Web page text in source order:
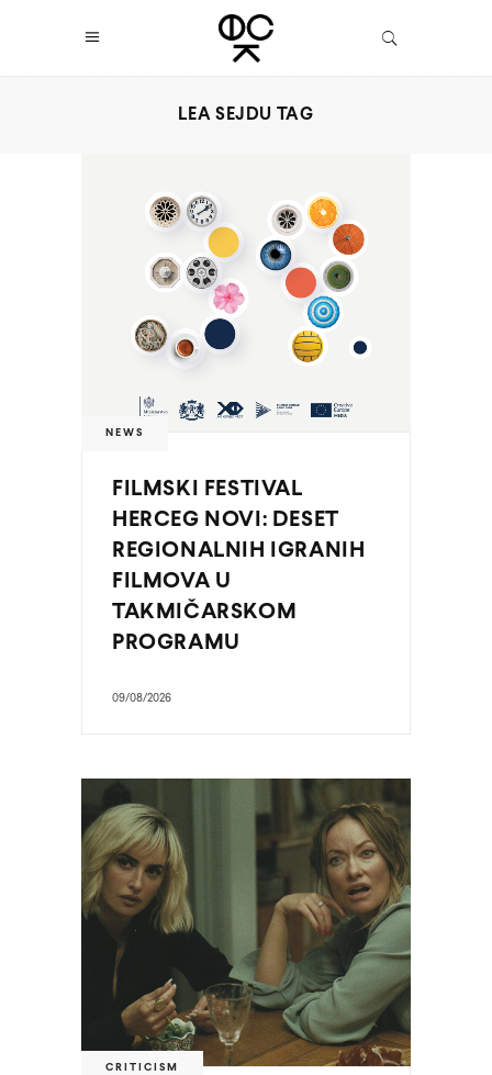
LEA SEJDU TAG
NEWS
FILMSKI FESTIVAL
HERCEG NOVI: DESET
REGIONALNIH IGRANIH
FILMOVA U
TAKMIČARSKOM
PROGRAMU
09/08/2026
CRITICISM